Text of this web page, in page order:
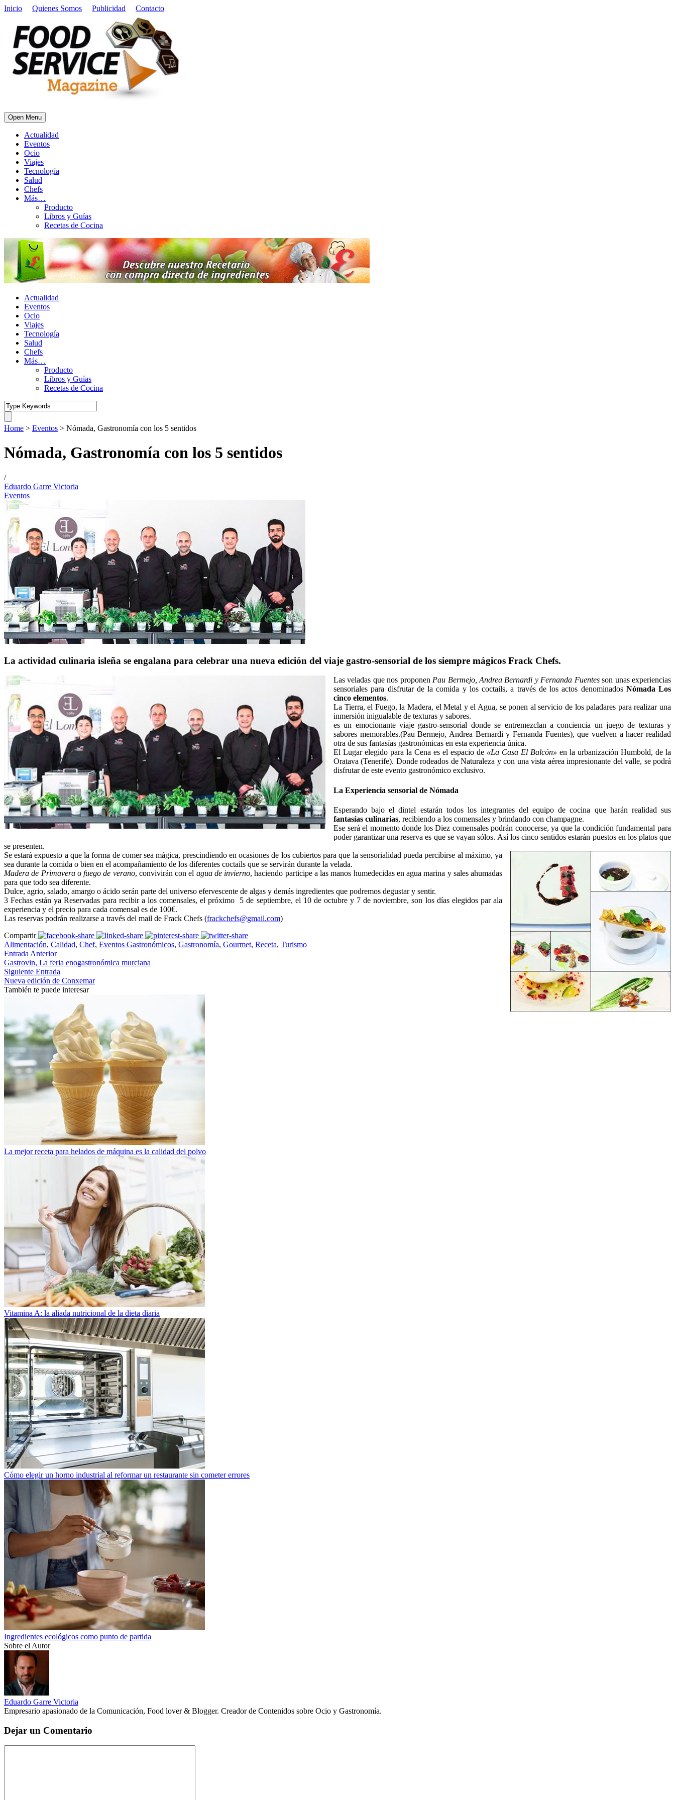
Inicio Quienes Somos Publicidad Contacto
Open Menu
Actualidad
Eventos
Ocio
Viajes
Tecnología
Salud
Chefs
Más…
Producto
Libros y Guías
Recetas de Cocina
Actualidad
Eventos
Ocio
Viajes
Tecnología
Salud
Chefs
Más…
Producto
Libros y Guías
Recetas de Cocina
Home > Eventos > Nómada, Gastronomía con los 5 sentidos
Nómada, Gastronomía con los 5 sentidos
/
Eduardo Garre Victoria
Eventos
La actividad culinaria isleña se engalana para celebrar una nueva edición del viaje gastro-sensorial de los siempre mágicos Frack Chefs.
Las veladas que nos proponen Pau Bermejo, Andrea Bernardi y Fernanda Fuentesson unas experiencias
sensoriales para disfrutar de la comida y los coctails, a través de los actos denominados Nómada Los
cinco elementos.
La Tierra, el Fuego, la Madera, el Metal y el Agua, se ponen al servicio de los paladares para realizar una
inmersión inigualable de texturas y sabores.
es un emocionante viaje gastro-sensorial donde se entremezclan a conciencia un juego de texturas y
sabores memorables.(Pau Bermejo, Andrea Bernardi y Fernanda Fuentes), que vuelven a hacer realidad
otra de sus fantasías gastronómicas en esta experiencia única.
El Lugar elegido para la Cena es el espacio de «La Casa El Balcón» en la urbanización Humbold, de la
Oratava (Tenerife). Donde rodeados de Naturaleza y con una vista aérea impresionante del valle, se podrá
disfrutar de este evento gastronómico exclusivo.
La Experiencia sensorial de Nómada
Esperando bajo el dintel estarán todos los integrantes del equipo de cocina que harán realidad sus
fantasías culinarias, recibiendo a los comensales y brindando con champagne.
Ese será el momento donde los Diez comensales podrán conocerse, ya que la condición fundamental para
poder garantizar una reserva es que se vayan sólos. Así los cinco sentidos estarán puestos en los platos que
se presenten.
Se estará expuesto a que la forma de comer sea mágica, prescindiendo en ocasiones de los cubiertos para que la sensorialidad pueda percibirse al máximo, ya
sea durante la comida o bien en el acompañamiento de los diferentes coctails que se servirán durante la velada.
Madera de Primaverao fuego de verano, convivirán con el agua de invierno, haciendo participe a las manos humedecidas en agua marina y sales ahumadas
para que todo sea diferente.
Dulce, agrio, salado, amargo o ácido serán parte del universo efervescente de algas y demás ingredientes que podremos degustar y sentir.
3 Fechas están ya Reservadas para recibir a los comensales, el próximo 5 de septiembre, el 10 de octubre y 7 de noviembre, son los días elegidos par ala
experiencia y el precio para cada comensal es de 100€.
Las reservas podrán realizarse a través del mail de Frack Chefs (frackchefs@gmail.com)
Compartir
Alimentación, Calidad, Chef, Eventos Gastronómicos, Gastronomía, Gourmet, Receta, Turismo
Entrada Anterior
Gastrovin, La feria enogastronómica murciana
Siguiente Entrada
Nueva edición de Conxemar
También te puede interesar
La mejor receta para helados de máquina es la calidad del polvo
Vitamina A: la aliada nutricional de la dieta diaria
Cómo elegir un horno industrial al reformar un restaurante sin cometer errores
Ingredientes ecológicos como punto de partida
Sobre el Autor
Eduardo Garre Victoria
Empresario apasionado de la Comunicación, Food lover & Blogger. Creador de Contenidos sobre Ocio y Gastronomía.
Dejar un Comentario